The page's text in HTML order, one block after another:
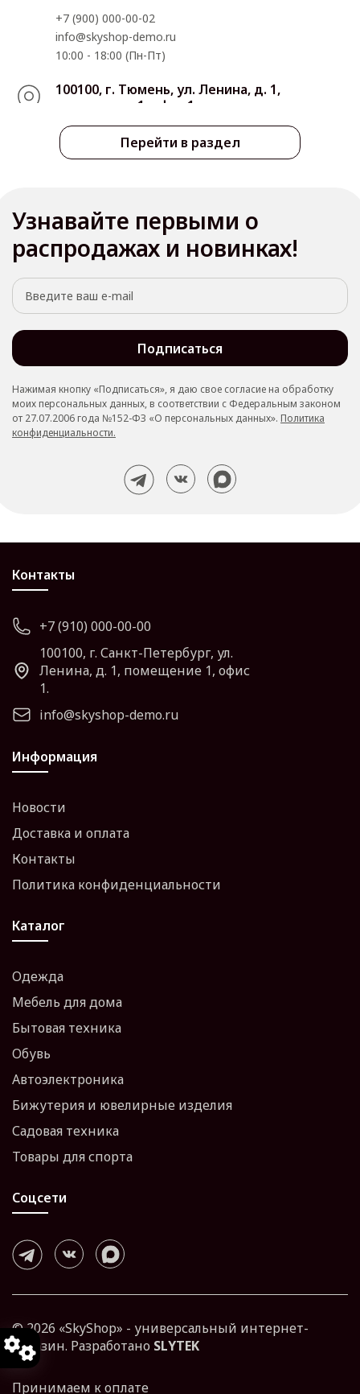
Перейти в раздел
+7 (900) 000-00-02
info@skyshop-demo.ru
10:00 - 18:00 (Пн-Пт)
100100, г. Тюмень, ул. Ленина, д. 1,
помещение 1, офис 1.
+7 (900) 000-00-03
info@skyshop-demo.ru
помещение 1, офис 1.
+7 (900) 000-00-02
info@skyshop-demo.ru
100100, г. Владивосток, ул. Ленина,
д. 1, помещение 1, офис 1.
+7 (900) 000-00-04
info@skyshop-demo.ru
10:00 - 18:00 (Пн-Пт)
Узнавайте первыми о
распродажах и новинках!
Подписаться
Нажимая кнопку «Подписаться», я даю свое согласие на обработку
моих персональных данных, в соответствии с Федеральным законом
от 27.07.2006 года №152-ФЗ «О персональных данных». Политика
конфиденциальности.
Контакты
+7 (910) 000-00-00
100100, г. Санкт-Петербург, ул.
Ленина, д. 1, помещение 1, офис
1.
info@skyshop-demo.ru
Информация
Новости
Доставка и оплата
Контакты
Политика конфиденциальности
Каталог
Одежда
Мебель для дома
Бытовая техника
Обувь
Автоэлектроника
Бижутерия и ювелирные изделия
Садовая техника
Товары для спорта
Соцсети
© 2026 «SkyShop» - универсальный интернет-
магазин. Разработано SLYTEK